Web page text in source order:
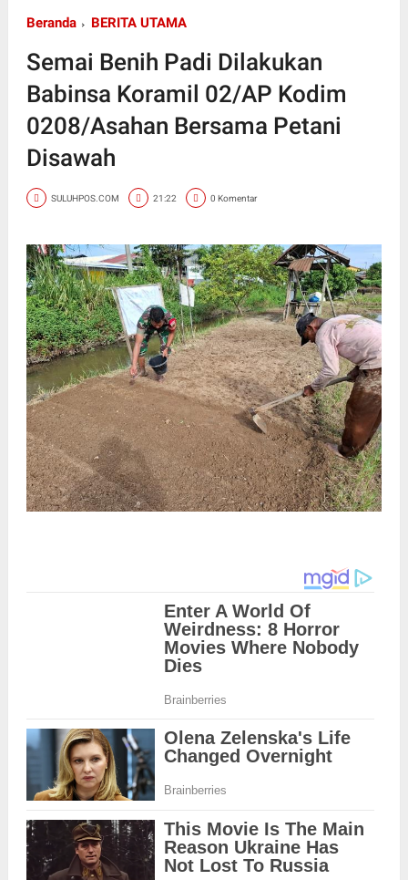
Beranda BERITA UTAMA
Semai Benih Padi Dilakukan
Babinsa Koramil 02/AP Kodim
0208/Asahan Bersama Petani
Disawah
SULUHPOS.COM 21:22 0 Komentar